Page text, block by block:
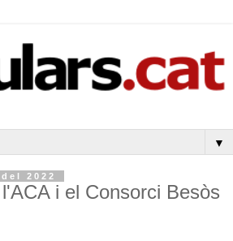
▼
2022
i el Consorci Besòs